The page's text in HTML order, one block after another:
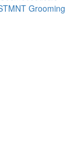
Grooming